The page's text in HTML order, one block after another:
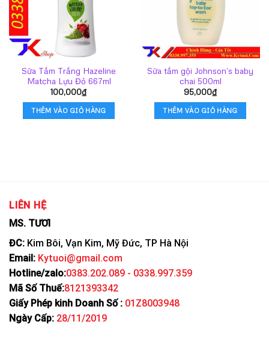
Sữa Tắm Trắng Hazeline
Matcha Lựu Đỏ 667ml
100,000₫
THÊM VÀO GIỎ HÀNG
Sữa tắm gội Johnson’s baby
chai 500ml
95,000₫
THÊM VÀO GIỎ HÀNG
LIÊN HỆ
MS. TƯƠI
ĐC: Kim Bôi, Vạn Kim, Mỹ Đức, TP Hà Nội
Email: Kytuoi@gmail.com
Hotline/zalo:0383.202.089 - 0338.997.359
Mã Số Thuế:8121393342
Giấy Phép kinh Doanh Số : 01Z8003948
Ngày Cấp: 28/11/2019